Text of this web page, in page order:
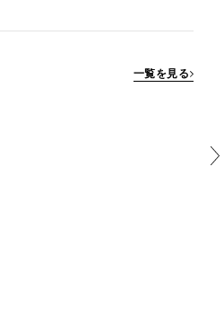
一覧を見る